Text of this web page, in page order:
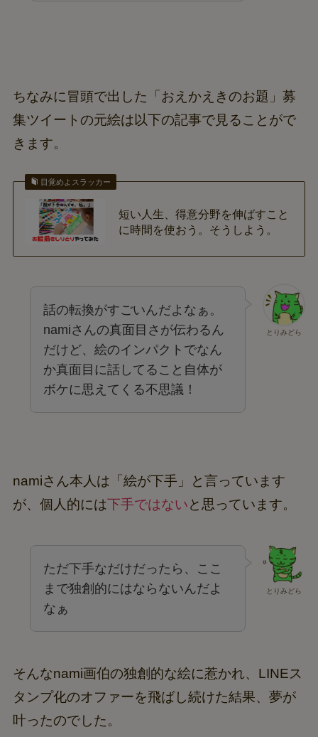
ちなみに冒頭で出した「おえかえきのお題」募
集ツイートの元絵は以下の記事で見ることがで
きます。
目覚めよスラッカー
短い人生、得意分野を伸ばすこと
に時間を使おう。そうしよう。
とりみどら
話の転換がすごいんだよなぁ。
namiさんの真面目さが伝わるん
だけど、絵のインパクトでなん
か真面目に話してること自体が
ボケに思えてくる不思議！
namiさん本人は「絵が下手」と言っています
が、個人的には下手ではないと思っています。
とりみどら
ただ下手なだけだったら、ここ
まで独創的にはならないんだよ
なぁ
そんなnami画伯の独創的な絵に惹かれ、LINEス
タンプ化のオファーを飛ばし続けた結果、夢が
叶ったのでした。